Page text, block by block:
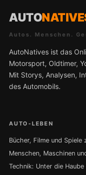
AUTO
Autos. Menschen.
AutoNatives ist das
Motorsport, Oldtimer,
Mit Storys, Analysen,
des Automobils.
AUTO-LEBEN
Bücher, Filme und Spiele
Menschen, Maschinen
Technik: Unter die